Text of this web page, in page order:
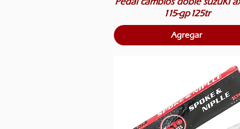
115-gp125tr
Agregar